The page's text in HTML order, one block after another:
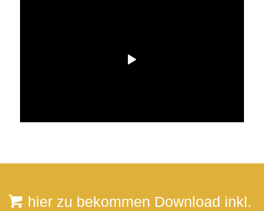
hier zu bekommen Download inkl.